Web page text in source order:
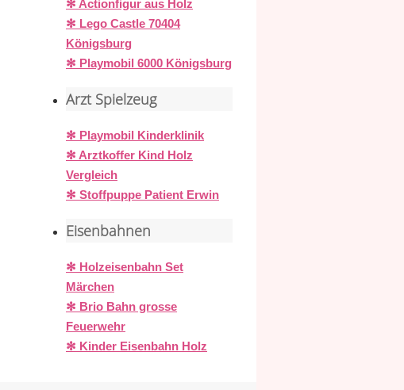
✻ Actionfigur aus Holz
✻ Lego Castle 70404
Königsburg
✻ Playmobil 6000 Königsburg
Arzt Spielzeug
✻ Playmobil Kinderklinik
✻ Arztkoffer Kind Holz
Vergleich
✻ Stoffpuppe Patient Erwin
Eisenbahnen
✻ Holzeisenbahn Set
Märchen
✻ Brio Bahn grosse
Feuerwehr
✻ Kinder Eisenbahn Holz